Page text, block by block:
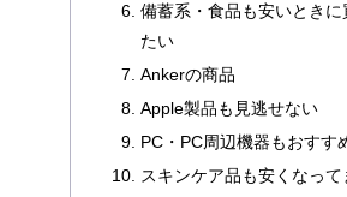
備蓄系・食品も安いときに
たい
Ankerの商品
Apple製品も見逃せない
PC・PC周辺機器もおすす
スキンケア品も安くなって